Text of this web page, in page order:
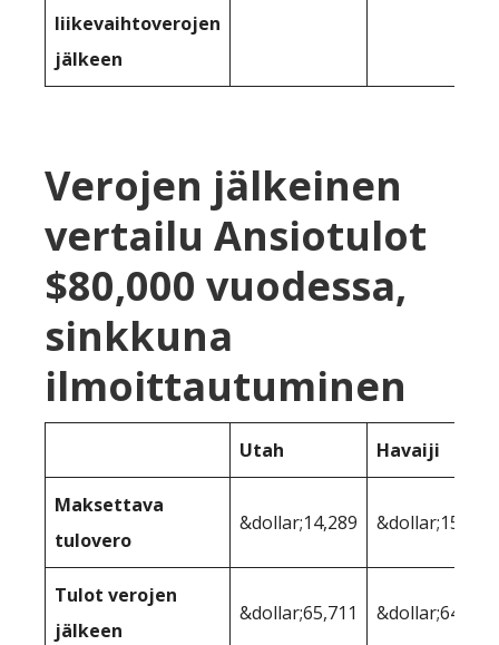
liikevaihtoverojen
jälkeen
Verojen jälkeinen
vertailu Ansiotulot
$80,000 vuodessa,
sinkkuna
ilmoittautuminen
Utah Havaiji
Maksettava
tulovero
&dollar;14,289 &dollar;15,946
Tulot verojen
jälkeen
&dollar;65,711 &dollar;64,054